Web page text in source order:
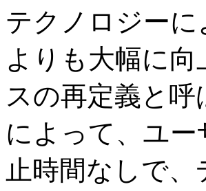
テクノロジー
よりも大幅に
スの再定義と
によって、ユ
止時間なしで